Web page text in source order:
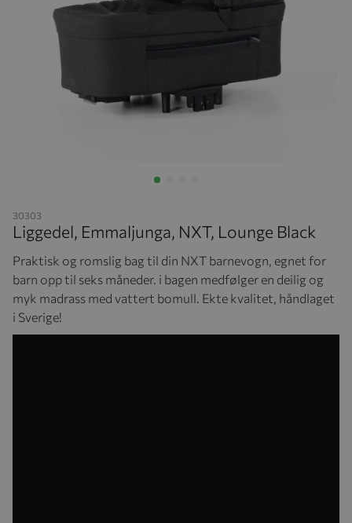
30303
Liggedel, Emmaljunga, NXT, Lounge Black
Praktisk og romslig bag til din NXT barnevogn, egnet for
barn opp til seks måneder. i bagen medfølger en deilig og
myk madrass med vattert bomull. Ekte kvalitet, håndlaget
i Sverige!